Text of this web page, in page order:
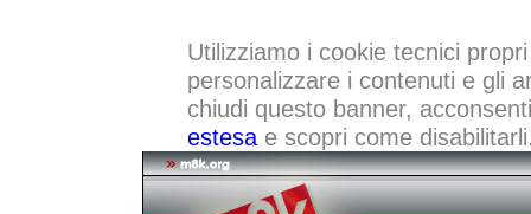
Utilizziamo i cookie tecnici
personalizzare i contenuti e gli
chiudi questo banner,
estesae scopri come